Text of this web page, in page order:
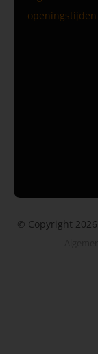
openingstijden
© Copyright